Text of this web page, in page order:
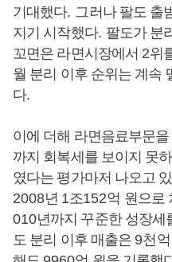
기대했다. 그러나 팔도 출
지기 시작했다. 팔도가 분
꼬면은 라면시장에서 2위
월 분리 이후 순위는 계속
다.
이에 더해 라면음료부문
까지 회복세를 보이지 못
였다는 평가마저 나오고
2008년 1조152억 원으로
010년까지 꾸준한 성장세
도 분리 이후 매출은 9천